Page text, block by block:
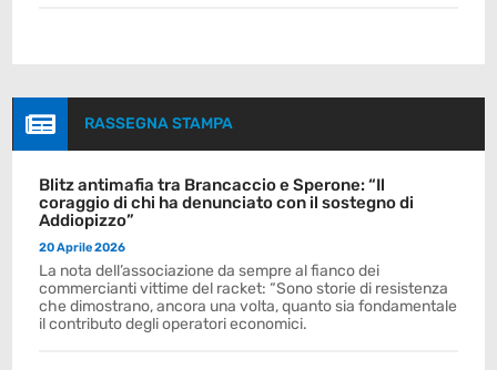
 RASSEGNA STAMPA
Blitz antimafia tra Brancaccio e Sperone: “Il
coraggio di chi ha denunciato con il sostegno di
Addiopizzo”
20 Aprile 2026
La nota dell’associazione da sempre al fianco dei
commercianti vittime del racket: “Sono storie di resistenza
che dimostrano, ancora una volta, quanto sia fondamentale
il contributo degli operatori economici.